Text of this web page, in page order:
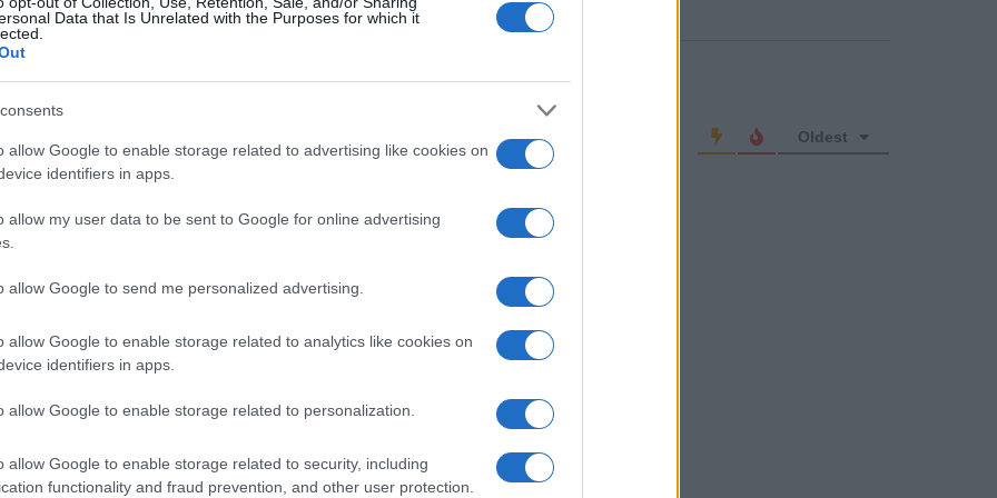
Data that Is Unrelated with the Purposes for which it
allow Google to enable storage related to advertising like cookies on
identifiers in apps.
allow my user data to be sent to Google for online advertising
allow Google to send me personalized advertising.
allow Google to enable storage related to analytics like cookies on
identifiers in apps.
allow Google to enable storage related to personalization.
allow Google to enable storage related to security, including
functionality and fraud prevention, and other user protection.
Login
Oldest
lost in space(@lost-in-space)
Active Member
2 Απριλίου 2023 22:55
Γιατι να αυτοκτονήσει κάποιος;
Παραίτηση δεν παίζει;;;;